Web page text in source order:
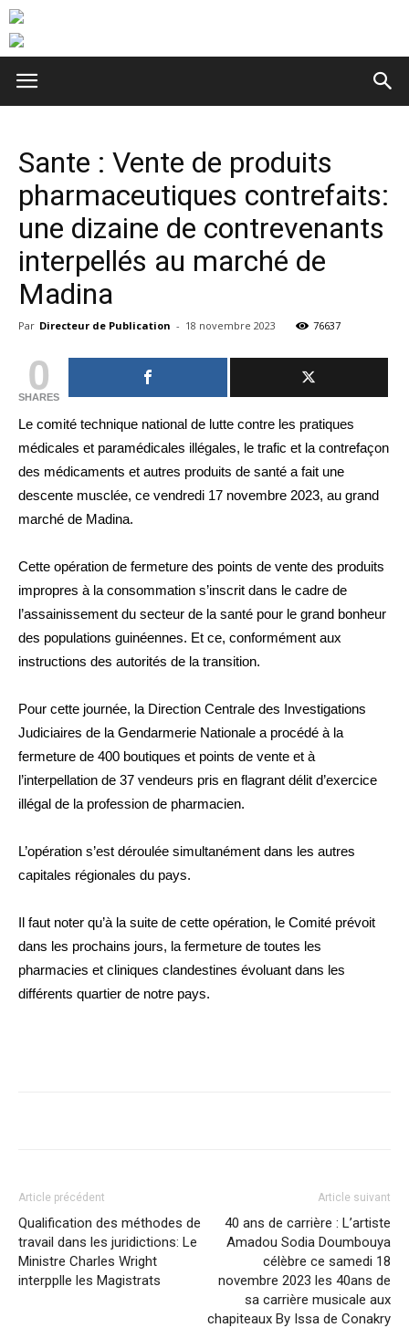
Sante : Vente de produits
pharmaceutiques contrefaits:
une dizaine de contrevenants
interpellés au marché de
Madina
Par Directeur de Publication - 18 novembre 2023 76637
0
SHARES
Le comité technique national de lutte contre les pratiques
médicales et paramédicales illégales, le trafic et la contrefaçon
des médicaments et autres produits de santé a fait une
descente musclée, ce vendredi 17 novembre 2023, au grand
marché de Madina.
Cette opération de fermeture des points de vente des produits
impropres à la consommation s’inscrit dans le cadre de
l’assainissement du secteur de la santé pour le grand bonheur
des populations guinéennes. Et ce, conformément aux
instructions des autorités de la transition.
Pour cette journée, la Direction Centrale des Investigations
Judiciaires de la Gendarmerie Nationale a procédé à la
fermeture de 400 boutiques et points de vente et à
l’interpellation de 37 vendeurs pris en flagrant délit d’exercice
illégal de la profession de pharmacien.
L’opération s’est déroulée simultanément dans les autres
capitales régionales du pays.
Il faut noter qu’à la suite de cette opération, le Comité prévoit
dans les prochains jours, la fermeture de toutes les
pharmacies et cliniques clandestines évoluant dans les
différents quartier de notre pays.
Article précédent
Qualification des méthodes de
travail dans les juridictions: Le
Ministre Charles Wright
interpplle les Magistrats
Article suivant
40 ans de carrière : L’artiste
Amadou Sodia Doumbouya
célèbre ce samedi 18
novembre 2023 les 40ans de
sa carrière musicale aux
chapiteaux By Issa de Conakry